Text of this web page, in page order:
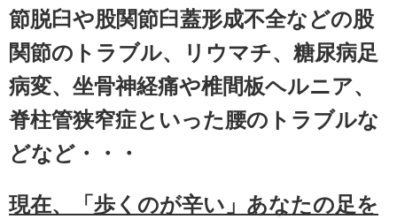
節脱臼や股関節臼蓋形成不全などの股
関節のトラブル、リウマチ、糖尿病足
病変、坐骨神経痛や椎間板ヘルニア、
脊柱管狭窄症といった腰のトラブルな
どなど・・・
現在、「歩くのが辛い」あなたの足を